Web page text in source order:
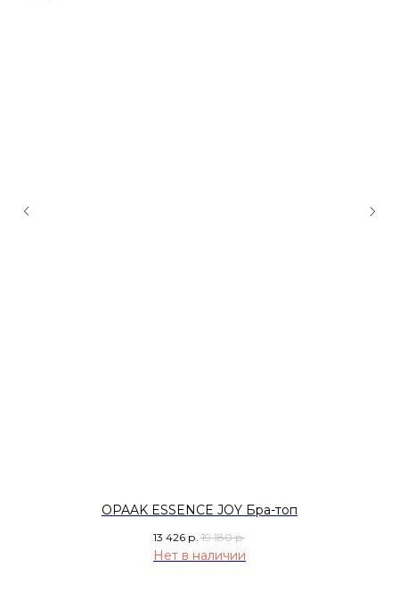
OPAAK ESSENCE JOY Бра-топ
13 426 р. 19 180 р.
Нет в наличии